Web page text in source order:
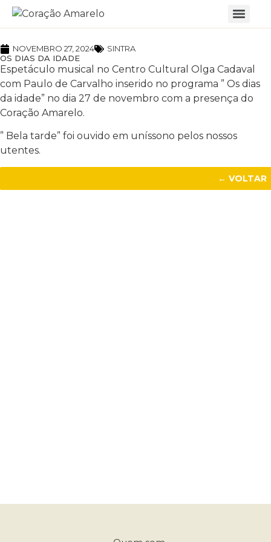
NOVEMBRO 27, 2024
SINTRA
OS DIAS DA IDADE
Espetáculo musical no Centro Cultural Olga Cadaval
com Paulo de Carvalho inserido no programa ” Os dias
da idade” no dia 27 de novembro com a presença do
Coração Amarelo.
” Bela tarde” foi ouvido em uníssono pelos nossos
utentes.
← VOLTAR